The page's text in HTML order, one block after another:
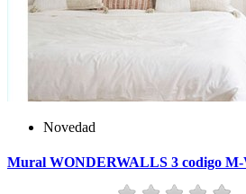
Novedad
Mural WONDERWALLS 3 codigo